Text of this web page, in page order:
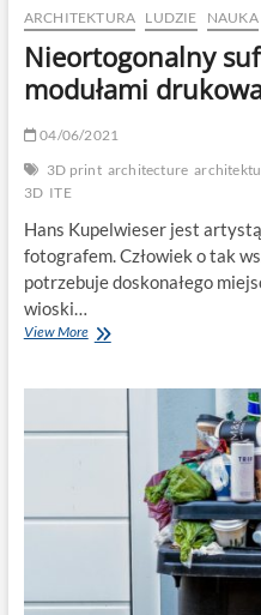
ARCHITEKTURA LUDZIE NAUKA
Nieortogonalny
modułami
04/06/2021
3D print architecture
3D ITE
Hans Kupelwieser jest
fotografem. Człowiek o tak
potrzebuje doskonałego
wioski…
View MoreNieortogonalny
drukowanymi